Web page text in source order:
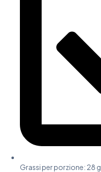
Grassi per porzione: 28 g